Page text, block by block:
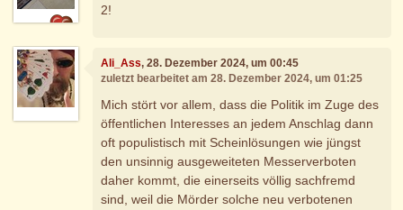
2!
Ali_Ass, 28. Dezember 2024, um 00:45
zuletzt bearbeitet am 28. Dezember 2024, um 01:25
Mich stört vor allem, dass die Politik im Zuge des
öffentlichen Interesses an jedem Anschlag dann
oft populistisch mit Scheinlösungen wie jüngst
den unsinnig ausgeweiteten Messerverboten
daher kommt, die einerseits völlig sachfremd
sind, weil die Mörder solche neu verbotenen